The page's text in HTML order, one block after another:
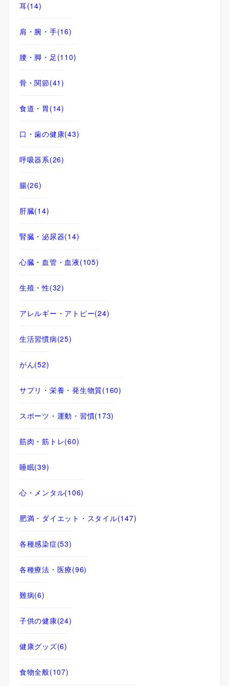
耳(14)
肩・腕・手(16)
腰・脚・足 (110)
骨・関節(41)
食道・胃 (14)
口・歯の健康(43)
呼吸器系(26)
腸(26)
肝臓(14)
腎臓・泌尿器(14)
心臓・血管・血液(105)
生殖・性(32)
アレルギー・アトピー(24)
生活習慣病(25)
がん(52)
サプリ・栄養・発生物質(160)
スポーツ・運動・習慣(173)
筋肉・筋トレ(60)
睡眠(39)
心・メンタル(106)
肥満・ダイエット・スタイル(147)
各種感染症(53)
各種療法・医療(96)
難病(6)
子供の健康(24)
健康グッズ(6)
食物全般(107)